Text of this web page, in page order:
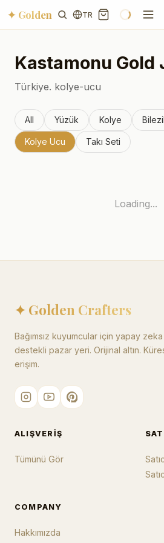
✦ Golden TR
Kastamonu Gold
Türkiye. kolye-ucu
All Yüzük Kolye
Kolye Ucu Takı Seti
Loading...
✦ Golden Crafters
Bağımsız kuyumcular için yapay zeka
destekli pazar yeri. Orijinal altın.
erişim.
ALIŞVERIŞ
Tümünü Gör
COMPANY
Hakkımızda